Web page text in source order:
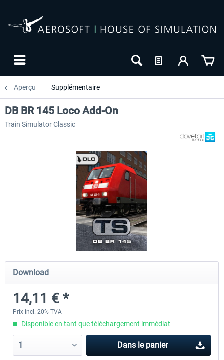
Aperçu Supplémentaire
Saxon IV-K (Saechsische IV-K)
19,95 € *
3DZUG - Rescue Train
DB BR 145 Loco Add-On
Train Simulator Classic
Download
14,11 € *
Prix incl. 20% TVA
Disponible en tant que téléchargement immédiat
Dans le panier